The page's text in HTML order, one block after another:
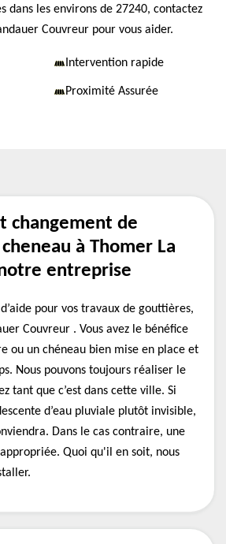
dans les environs de 27240, contactez
Couvreur pour vous aider.
Intervention rapide
Proximité Assurée
changement de
à Thomer La
entreprise
pour vos travaux de gouttières,
Couvreur . Vous avez le bénéfice
ou un chéneau bien mise en place et
Nous pouvons toujours réaliser le
tant que c’est dans cette ville. Si
d’eau pluviale plutôt invisible,
Dans le cas contraire, une
Quoi qu'il en soit, nous